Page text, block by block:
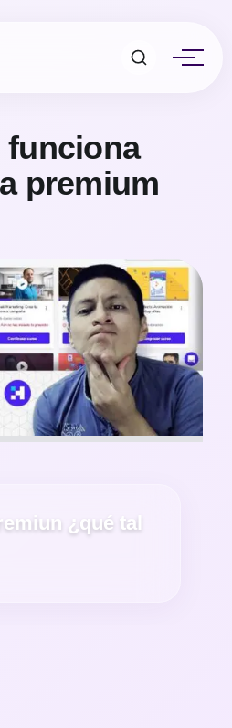
funciona
premium
¿qué tal